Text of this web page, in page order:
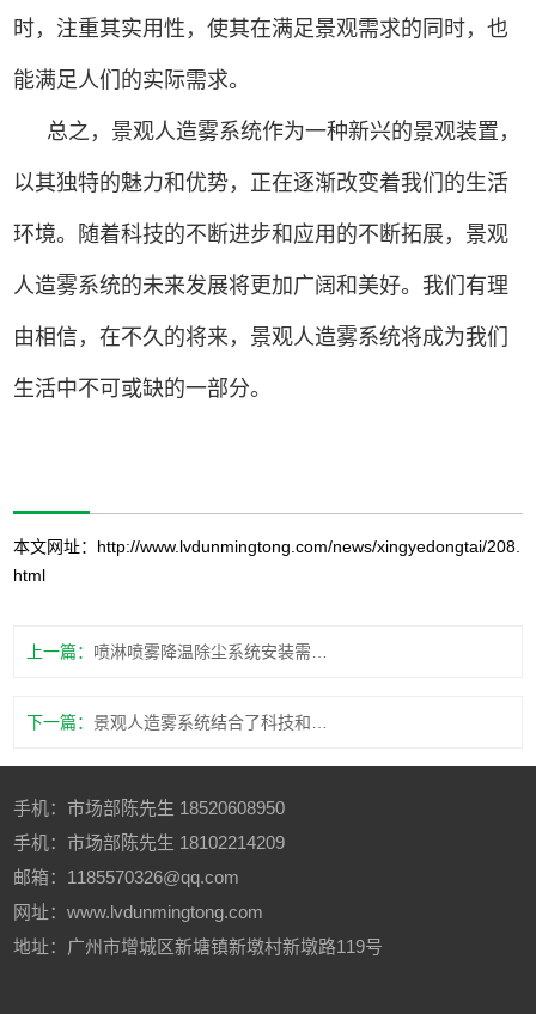
时，注重其实用性，使其在满足景观需求的同时，也
能满足人们的实际需求。
总之，景观人造雾系统作为一种新兴的景观装置，
以其独特的魅力和优势，正在逐渐改变着我们的生活
环境。随着科技的不断进步和应用的不断拓展，景观
人造雾系统的未来发展将更加广阔和美好。我们有理
由相信，在不久的将来，景观人造雾系统将成为我们
生活中不可或缺的一部分。
本文网址： http://www.lvdunmingtong.com/news/xingyedongtai/208.
html
上一篇：
下一篇：
手机：市场部陈先生 18520608950
手机：市场部陈先生 18102214209
邮箱：1185570326@qq.com
网址：www.lvdunmingtong.com
地址：广州市增城区新塘镇新墩村新墩路119号